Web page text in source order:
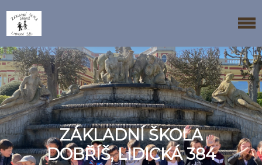
ZÁKLADNÍ ŠKOLA
DOBŘÍŠ, LIDICKÁ 384